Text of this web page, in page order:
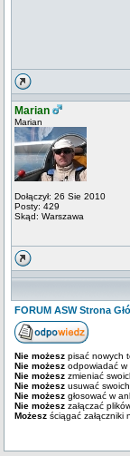
Marian
Marian
Dołączył: 26 Sie 2010
Posty: 429
Skąd: Warszawa
FORUM ASW Strona
Nie możesz pisać nowych
Nie możesz odpowiadać w
Nie możesz zmieniać
Nie możesz usuwać
Nie możesz głosować w
Nie możesz załączać
Możesz ściągać załączniki